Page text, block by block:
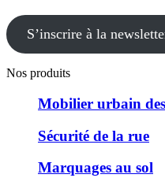
S’inscrire à la
Nos produits
Mobilier urbain
Sécurité de la rue
Marquages au sol